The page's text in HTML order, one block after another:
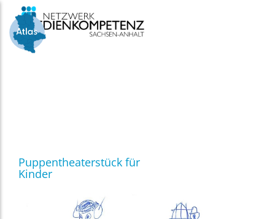
Skip
content
Puppentheaterstück für
Kinder